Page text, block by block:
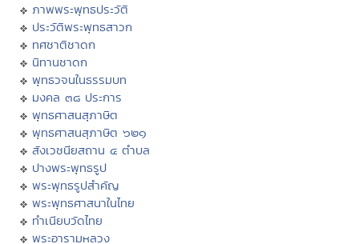
ภาพพระพุทธประวัติ
ประวัติพระพุทธสาวก
ทศชาติชาดก
นิทานชาดก
พุทธวจนในธรรมบท
มงคล ๓๘ ประการ
พุทธศาสนสุภาษิต
พุทธศาสนสุภาษิต ๖๒๑
สังเวชนียสถาน ๔ ตำบล
ปางพระพุทธรูป
พระพุทธรูปสำคัญ
พระพุทธศาสนาในไทย
ทำเนียบวัดไทย
พระอารามหลวง